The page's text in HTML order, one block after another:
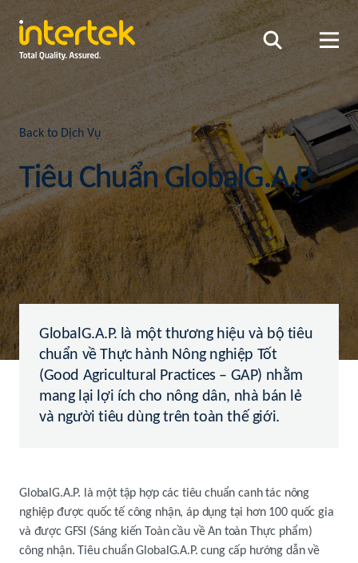
Back to Dịch Vụ
Tiêu Chuẩn GlobalG.A.P.
GlobalG.A.P. là một thương hiệu và bộ tiêu
chuẩn về Thực hành Nông nghiệp Tốt
(Good Agricultural Practices – GAP) nhằm
mang lại lợi ích cho nông dân, nhà bán lẻ
và người tiêu dùng trên toàn thế giới.
GlobalG.A.P. là một tập hợp các tiêu chuẩn canh tác nông
nghiệp được quốc tế công nhận, áp dụng tại hơn 100 quốc gia
và được GFSI (Sáng kiến Toàn cầu về An toàn Thực phẩm)
công nhận. Tiêu chuẩn GlobalG.A.P. cung cấp hướng dẫn về